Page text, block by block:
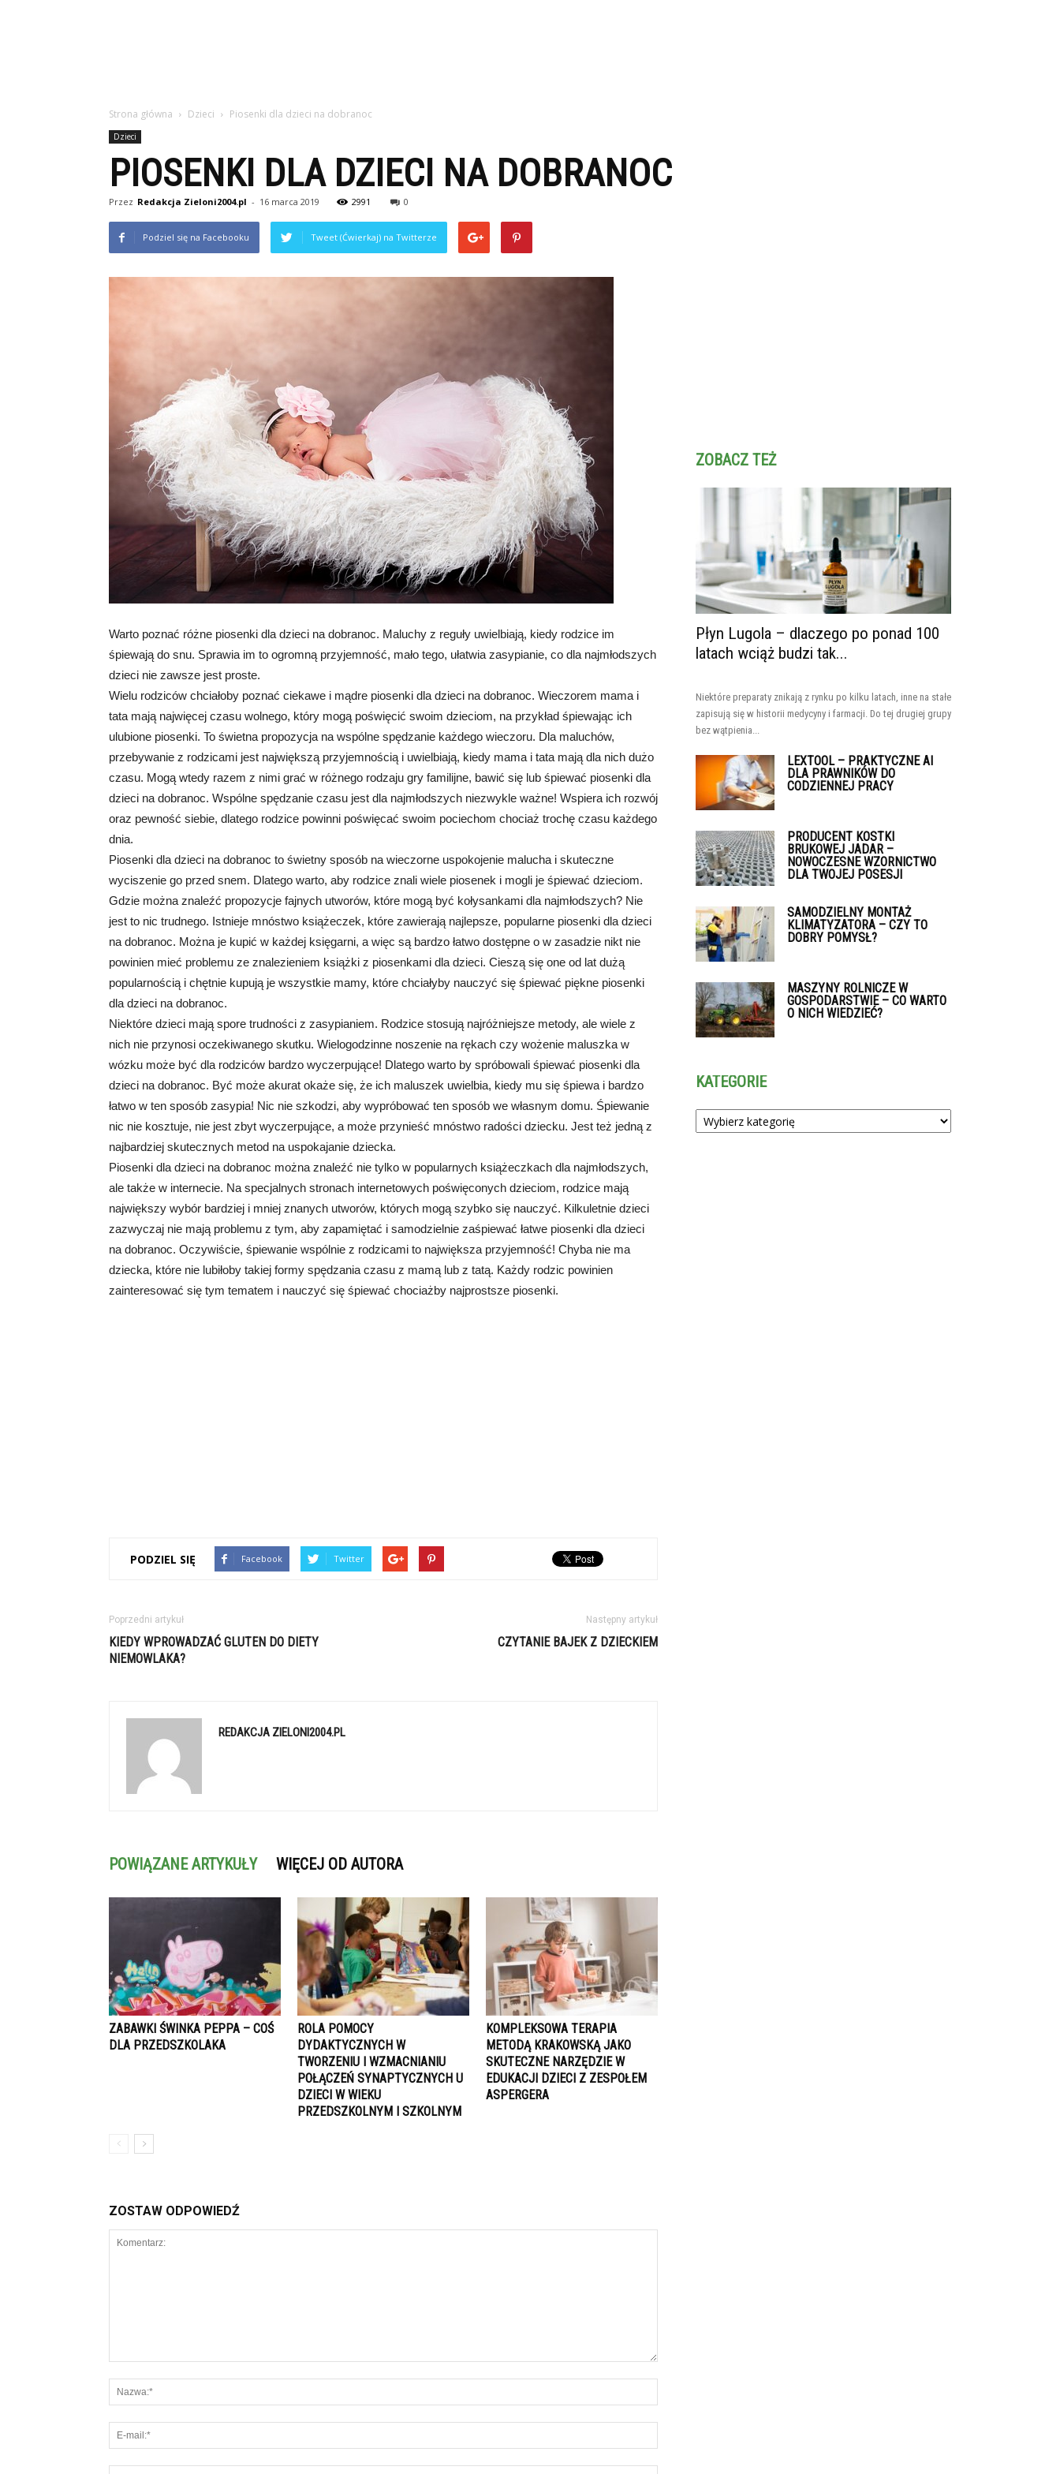
Strona główna Dzieci Piosenki dla dzieci na dobranoc
Dzieci
PIOSENKI DLA DZIECI NA DOBRANOC
Przez Redakcja Zieloni2004.pl - 16 marca 2019 2991 0
Podziel się na Facebooku Tweet (Ćwierkaj) na Twitterze
Warto poznać różne piosenki dla dzieci na dobranoc. Maluchy z reguły uwielbiają, kiedy rodzice im
śpiewają do snu. Sprawia im to ogromną przyjemność, mało tego, ułatwia zasypianie, co dla najmłodszych
dzieci nie zawsze jest proste.
Wielu rodziców chciałoby poznać ciekawe i mądre piosenki dla dzieci na dobranoc. Wieczorem mama i
tata mają najwięcej czasu wolnego, który mogą poświęcić swoim dzieciom, na przykład śpiewając ich
ulubione piosenki. To świetna propozycja na wspólne spędzanie każdego wieczoru. Dla maluchów,
przebywanie z rodzicami jest największą przyjemnością i uwielbiają, kiedy mama i tata mają dla nich dużo
czasu. Mogą wtedy razem z nimi grać w różnego rodzaju gry familijne, bawić się lub śpiewać piosenki dla
dzieci na dobranoc. Wspólne spędzanie czasu jest dla najmłodszych niezwykle ważne! Wspiera ich rozwój
oraz pewność siebie, dlatego rodzice powinni poświęcać swoim pociechom chociaż trochę czasu każdego
dnia.
Piosenki dla dzieci na dobranoc to świetny sposób na wieczorne uspokojenie malucha i skuteczne
wyciszenie go przed snem. Dlatego warto, aby rodzice znali wiele piosenek i mogli je śpiewać dzieciom.
Gdzie można znaleźć propozycje fajnych utworów, które mogą być kołysankami dla najmłodszych? Nie
jest to nic trudnego. Istnieje mnóstwo książeczek, które zawierają najlepsze, popularne piosenki dla dzieci
na dobranoc. Można je kupić w każdej księgarni, a więc są bardzo łatwo dostępne o w zasadzie nikt nie
powinien mieć problemu ze znalezieniem książki z piosenkami dla dzieci. Cieszą się one od lat dużą
popularnością i chętnie kupują je wszystkie mamy, które chciałyby nauczyć się śpiewać piękne piosenki
dla dzieci na dobranoc.
Niektóre dzieci mają spore trudności z zasypianiem. Rodzice stosują najróżniejsze metody, ale wiele z
nich nie przynosi oczekiwanego skutku. Wielogodzinne noszenie na rękach czy wożenie maluszka w
wózku może być dla rodziców bardzo wyczerpujące! Dlatego warto by spróbowali śpiewać piosenki dla
dzieci na dobranoc. Być może akurat okaże się, że ich maluszek uwielbia, kiedy mu się śpiewa i bardzo
łatwo w ten sposób zasypia! Nic nie szkodzi, aby wypróbować ten sposób we własnym domu. Śpiewanie
nic nie kosztuje, nie jest zbyt wyczerpujące, a może przynieść mnóstwo radości dziecku. Jest też jedną z
najbardziej skutecznych metod na uspokajanie dziecka.
Piosenki dla dzieci na dobranoc można znaleźć nie tylko w popularnych książeczkach dla najmłodszych,
ale także w internecie. Na specjalnych stronach internetowych poświęconych dzieciom, rodzice mają
największy wybór bardziej i mniej znanych utworów, których mogą szybko się nauczyć. Kilkuletnie dzieci
zazwyczaj nie mają problemu z tym, aby zapamiętać i samodzielnie zaśpiewać łatwe piosenki dla dzieci
na dobranoc. Oczywiście, śpiewanie wspólnie z rodzicami to największa przyjemność! Chyba nie ma
dziecka, które nie lubiłoby takiej formy spędzania czasu z mamą lub z tatą. Każdy rodzic powinien
zainteresować się tym tematem i nauczyć się śpiewać chociażby najprostsze piosenki.
PODZIEL SIĘ Facebook Twitter
Poprzedni artykuł
KIEDY WPROWADZAĆ GLUTEN DO DIETY
NIEMOWLAKA?
Następny artykuł
CZYTANIE BAJEK Z DZIECKIEM
REDAKCJA ZIELONI2004.PL
POWIĄZANE ARTYKUŁY WIĘCEJ OD AUTORA
ZABAWKI ŚWINKA PEPPA – COŚ
DLA PRZEDSZKOLAKA
ROLA POMOCY
DYDAKTYCZNYCH W
TWORZENIU I WZMACNIANIU
POŁĄCZEŃ SYNAPTYCZNYCH U
DZIECI W WIEKU
PRZEDSZKOLNYM I SZKOLNYM
KOMPLEKSOWA TERAPIA
METODĄ KRAKOWSKĄ JAKO
SKUTECZNE NARZĘDZIE W
EDUKACJI DZIECI Z ZESPOŁEM
ASPERGERA
ZOSTAW ODPOWIEDŹ
ZOBACZ TEŻ
Płyn Lugola – dlaczego po ponad 100
latach wciąż budzi tak...
Niektóre preparaty znikają z rynku po kilku latach, inne na stałe
zapisują się w historii medycyny i farmacji. Do tej drugiej grupy
bez wątpienia...
LEXTOOL – PRAKTYCZNE AI
DLA PRAWNIKÓW DO
CODZIENNEJ PRACY
PRODUCENT KOSTKI
BRUKOWEJ JADAR –
NOWOCZESNE WZORNICTWO
DLA TWOJEJ POSESJI
SAMODZIELNY MONTAŻ
KLIMATYZATORA – CZY TO
DOBRY POMYSŁ?
MASZYNY ROLNICZE W
GOSPODARSTWIE – CO WARTO
O NICH WIEDZIEĆ?
KATEGORIE
Kategorie